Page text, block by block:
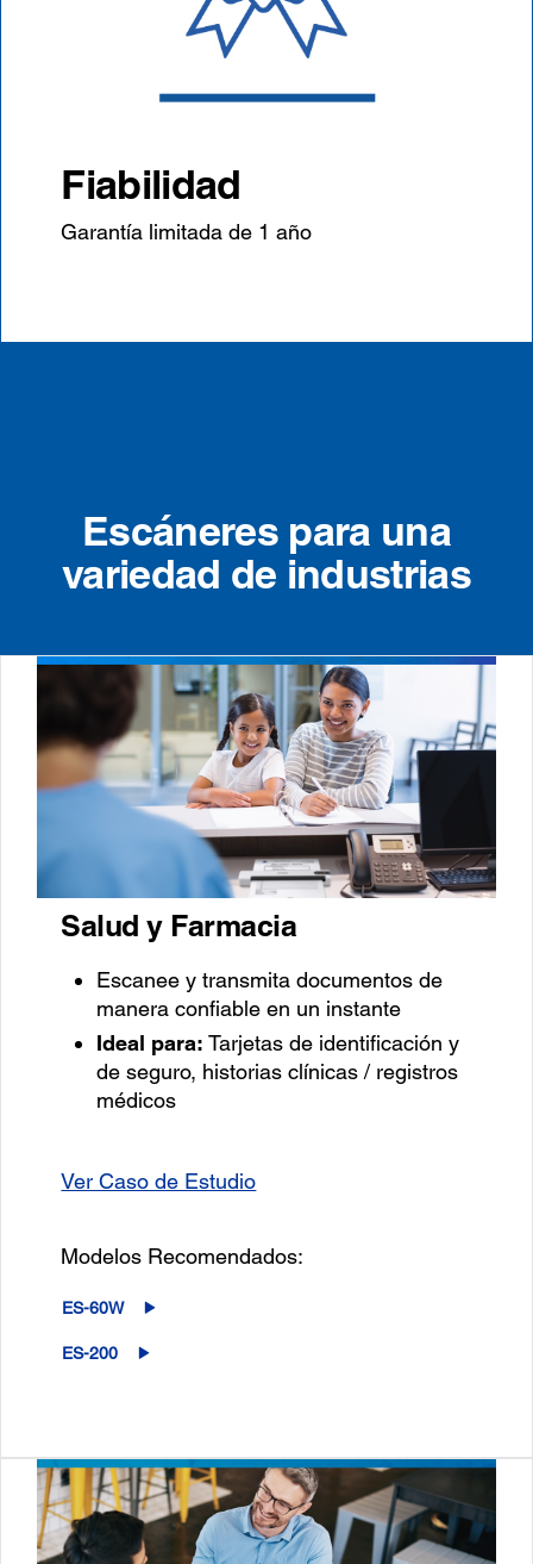
Fiabilidad
Garantía limitada de 1 año
Escáneres para una
variedad de industrias
Salud y Farmacia
Escanee y transmita documentos de
manera confiable en un instante
Ideal para: Tarjetas de identificación y
de seguro, historias clínicas / registros
médicos
Ver Caso de Estudio
Modelos Recomendados:
ES-60W
ES-200